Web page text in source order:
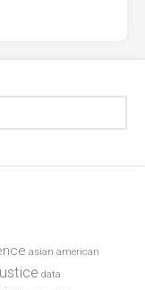
asian american
data